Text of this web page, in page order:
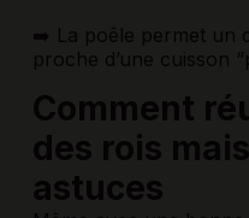
➡️ La poêle permet un
proche d’une cuisson
Comment
des rois
astuces